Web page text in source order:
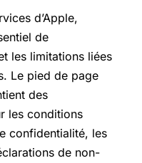
d’Apple,
de
les limitations liées
Le pied de page
des
les conditions
confidentialité, les
de non-